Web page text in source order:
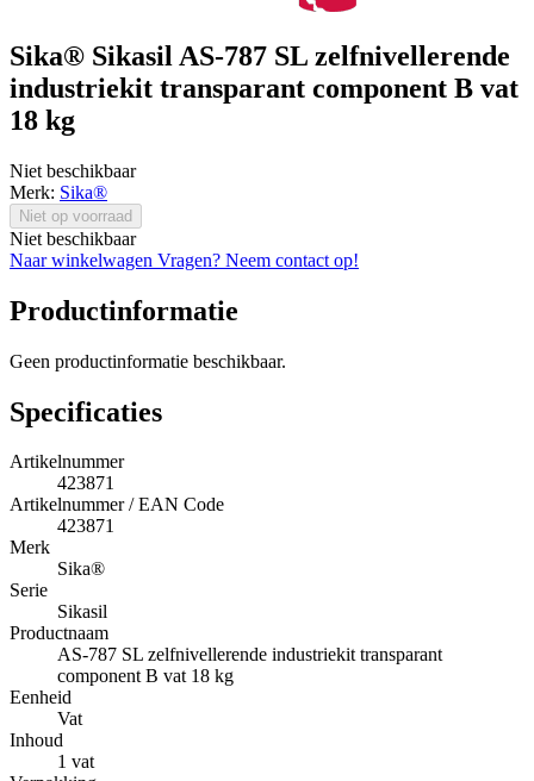
Sika® Sikasil AS-787 SL zelfnivellerende
industriekit transparant component B vat
18 kg
Niet beschikbaar
Merk: Sika®
Niet op voorraad
Niet beschikbaar
Naar winkelwagen Vragen? Neem contact op!
Productinformatie
Geen productinformatie beschikbaar.
Specificaties
Artikelnummer
423871
Artikelnummer / EAN Code
423871
Merk
Sika®
Serie
Sikasil
Productnaam
AS-787 SL zelfnivellerende industriekit transparant
component B vat 18 kg
Eenheid
Vat
Inhoud
1 vat